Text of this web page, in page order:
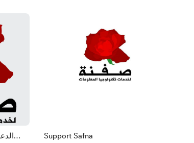
Support Safna